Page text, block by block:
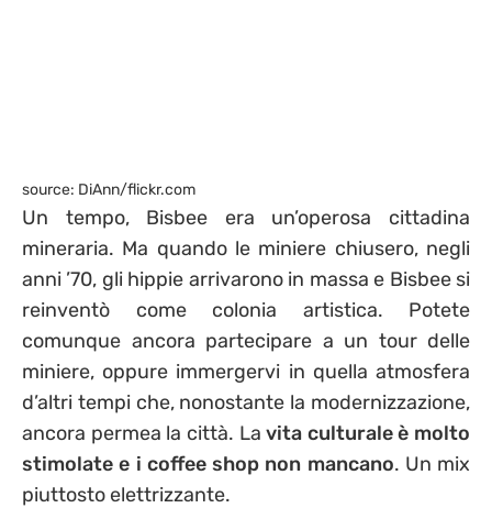
source: DiAnn/flickr.com
Un tempo, Bisbee era un’operosa cittadina
mineraria. Ma quando le miniere chiusero, negli
anni ’70, gli hippie arrivarono in massa e Bisbee si
reinventò come colonia artistica. Potete
comunque ancora partecipare a un tour delle
miniere, oppure immergervi in quella atmosfera
d’altri tempi che, nonostante la modernizzazione,
ancora permea la città. Lavita culturale è molto
stimolate e i coffee shop non mancano. Un mix
piuttosto elettrizzante.